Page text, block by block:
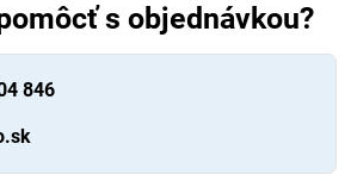
s objednávkou?
846